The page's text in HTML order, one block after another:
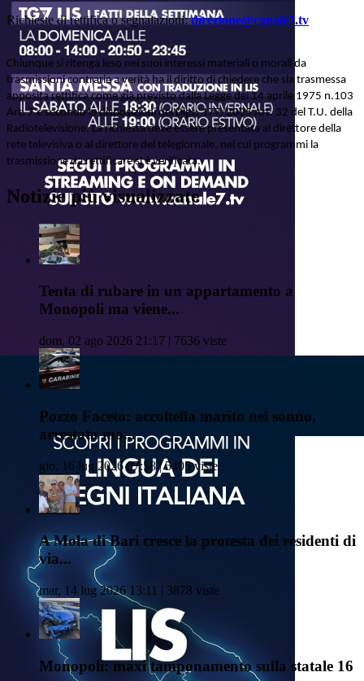
Richieste di rettifica o segnalazioni:direzione@canale7.tv
Chiunque si ritenga leso nei suoi interessi materiali o morali da
trasmissioni contrarie a verità ha il diritto di chiedere che sia trasmessa
apposita rettifica come già previsto dalla Legge del 14 aprile 1975 n.103
Art. 7 e secondo le disposizioni del Dlgs. 177/2005 Art. 32 del T.U. della
Radiotelevisione. La richiesta deve essere presentata al direttore della
rete televisiva o al direttore del telegiornale, nei cui programmi la
trasmissione da rettificare si è verificata.
Notizie più visualizzate
Tenta di rubare in un appartamento a
Monopoli ma viene...
dom, 02 ago 2026 21:17 | 7636 viste
Pozzo Faceto: accoltella marito nel sonno,
arrestata mo...
gio, 16 lug 2026 07:58 | 5405 viste
A Mola di Bari cresce la protesta dei residenti di
via...
mar, 14 lug 2026 13:11 | 3878 viste
Monopoli: maxi tamponamento sulla statale 16